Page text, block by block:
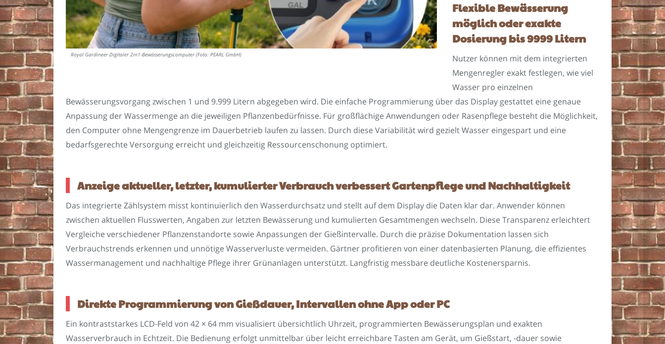
Royal Gardineer Digitaler 2in1-Bewässerungscomputer (Foto: PEARL GmbH)
Flexible Bewässerung
möglich oder exakte
Dosierung bis 9999 Litern
Nutzer können mit dem integrierten
Mengenregler exakt festlegen, wie viel
Wasser pro einzelnen
Bewässerungsvorgang zwischen 1 und 9.999 Litern abgegeben wird. Die einfache Programmierung über das Display gestattet eine genaue
Anpassung der Wassermenge an die jeweiligen Pflanzenbedürfnisse. Für großflächige Anwendungen oder Rasenpflege besteht die Möglichkeit,
den Computer ohne Mengengrenze im Dauerbetrieb laufen zu lassen. Durch diese Variabilität wird gezielt Wasser eingespart und eine
bedarfsgerechte Versorgung erreicht und gleichzeitig Ressourcenschonung optimiert.
Anzeige aktueller, letzter, kumulierter Verbrauch verbessert Gartenpflege und Nachhaltigkeit
Das integrierte Zählsystem misst kontinuierlich den Wasserdurchsatz und stellt auf dem Display die Daten klar dar. Anwender können
zwischen aktuellen Flusswerten, Angaben zur letzten Bewässerung und kumulierten Gesamtmengen wechseln. Diese Transparenz erleichtert
Vergleiche verschiedener Pflanzenstandorte sowie Anpassungen der Gießintervalle. Durch die präzise Dokumentation lassen sich
Verbrauchstrends erkennen und unnötige Wasserverluste vermeiden. Gärtner profitieren von einer datenbasierten Planung, die effizientes
Wassermanagement und nachhaltige Pflege ihrer Grünanlagen unterstützt. Langfristig messbare deutliche Kostenersparnis.
Direkte Programmierung von Gießdauer, Intervallen ohne App oder PC
Ein kontraststarkes LCD-Feld von 42 × 64 mm visualisiert übersichtlich Uhrzeit, programmierten Bewässerungsplan und exakten
Wasserverbrauch in Echtzeit. Die Bedienung erfolgt unmittelbar über leicht erreichbare Tasten am Gerät, um Gießstart, -dauer sowie